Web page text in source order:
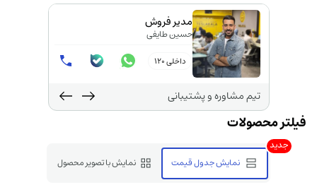
جدید
نمایش جدول قیمت
نمایش با تصویر محصول
مدیر فروش
حسین طایفی
داخلی 120
تیم مشاوره و پشتیبانی